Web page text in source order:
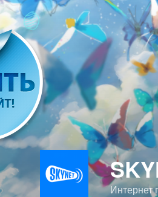
Интернет